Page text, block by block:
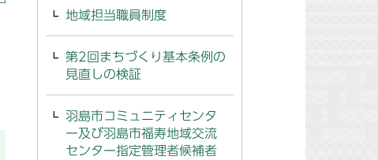
地域担当職員制度
第2回まちづくり基本条例の
見直しの検証
羽島市コミュニティセンタ
ー及び羽島市福寿地域交流
センター指定管理者候補者